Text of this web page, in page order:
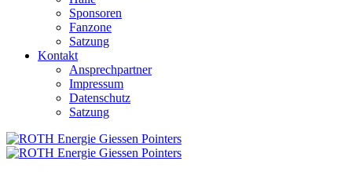
Sponsoren
Fanzone
Satzung
Kontakt
Ansprechpartner
Impressum
Datenschutz
Satzung